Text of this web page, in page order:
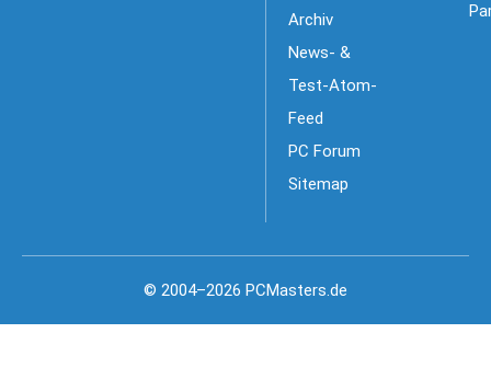
Archiv
News- &
Test-Atom-
Feed
PC Forum
Sitemap
© 2004–2026 PCMasters.de